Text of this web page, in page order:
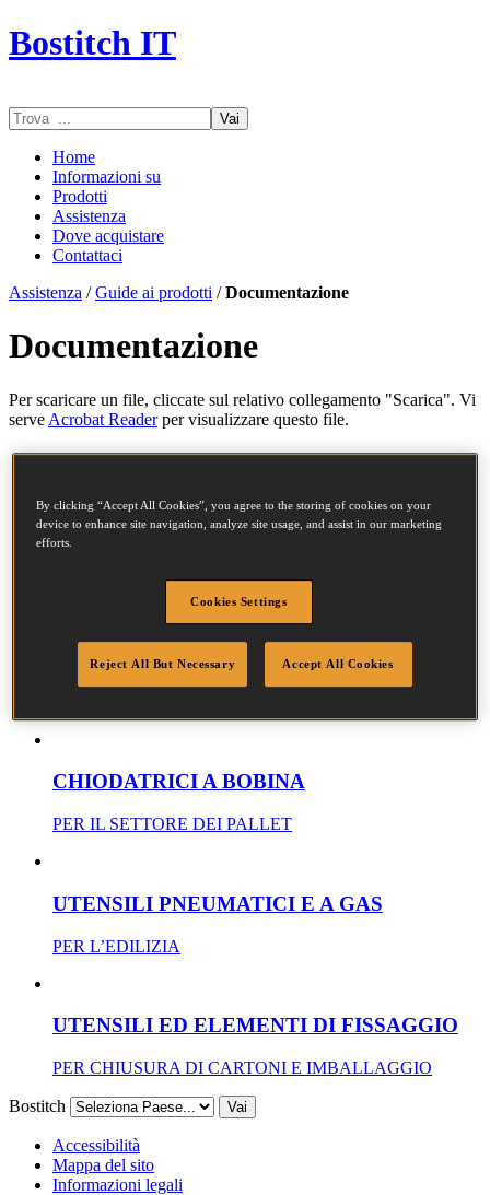
Bostitch IT
Vai
Home
Informazioni su
Prodotti
Assistenza
Dove acquistare
Contattaci
Assistenza /Guide ai prodotti /Documentazione
Documentazione
Per scaricare un file, cliccate sul relativo collegamento "Scarica". Vi
serve Acrobat Readerper visualizzare questo file.
DRITTI AL PUNTO
SMARTPOINT GROPPINATRICI E GROPPINI DI
UTENSILI ED ELEMENTI DI FISSAGGIO
PER ELEMENTI STRUTTURALI PER MOBILI E
CHIODATRICI A BOBINA
PER IL SETTORE DEI PALLET
UTENSILI PNEUMATICI E A GAS
PER L’EDILIZIA
UTENSILI ED ELEMENTI DI FISSAGGIO
PER CHIUSURA DI CARTONI E IMBALLAGGIO
Bostitch Vai
Accessibilità
Mappa del sito
Informazioni legali
By clicking “Accept All Cookies”, you agree to the storing of cookies on your
device to enhance site navigation, analyze site usage, and assist in our marketing
efforts.
Cookies Settings
Reject All But Necessary Accept All Cookies